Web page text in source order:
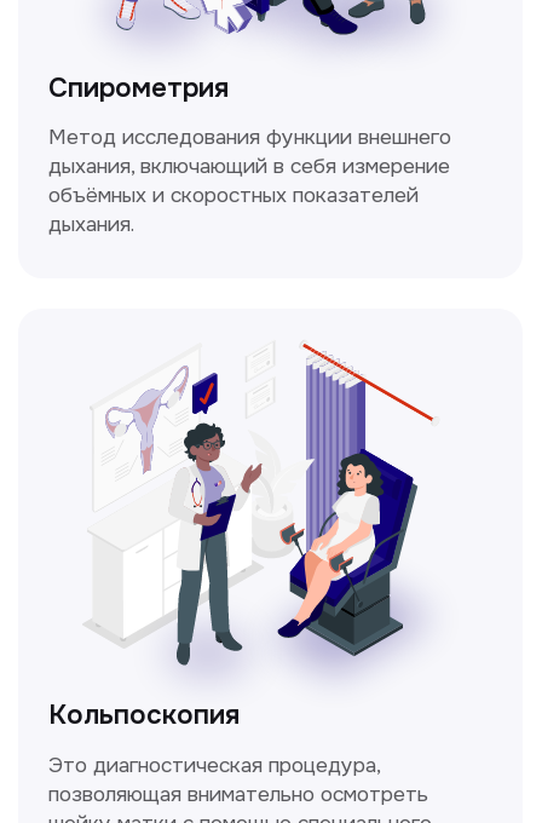
Не нашли нужную
информацию в прайсе?
Заполните форму, и мы всё
уточним!
Нажимая на кнопку «Получить консультацию», вы
даёте согласие на обработку персональных
данных и соглашаетесь c политикой
конфиденциальности
Получить консультацию
У нас работают
Стаж >10лет